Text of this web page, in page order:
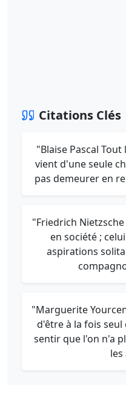
Citations Clés
"Blaise Pascal
vient d'une seule
pas demeurer en
"Friedrich
en société ;
aspirations
"Marguerite
d'être à la fois seul
sentir que l'on n'a